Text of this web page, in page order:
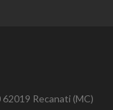
62019 Recanati (MC)